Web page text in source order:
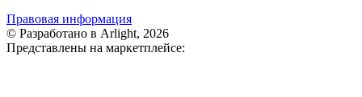
Правовая информация
© Разработано в Arlight, 2026
Представлены на маркетплейсе: